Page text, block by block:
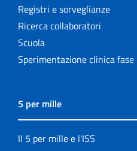
Registri e sorveglianze
Ricerca collaboratori
Scuola
Sperimentazione clinica fase
5 per mille
Il 5 per mille e l'ISS